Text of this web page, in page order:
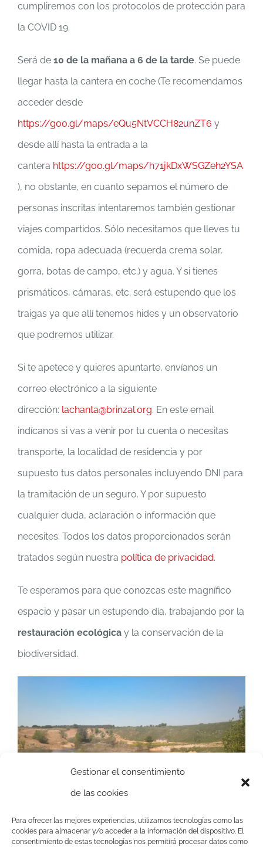
Gestionar el consentimiento
de las cookies
Para ofrecer las mejores experiencias, utilizamos tecnologías como las
cookies para almacenar y/o acceder a la información del dispositivo. El
consentimiento de estas tecnologías nos permitirá procesar datos como
cumpliremos con los protocolos de protección para
la COVID 19.
Será de 10 de la mañana a 6 de la tarde. Se puede
llegar hasta la cantera en coche (Te recomendamos
acceder desde
https://goo.gl/maps/eQu5NtVCCH82unZT6 y
desde allí hasta la entrada a la
cantera https://goo.gl/maps/h71jkDxWSGZeh2YSA
), no obstante, en cuanto sepamos el número de
personas inscritas intentaremos también gestionar
viajes compartidos. Sólo necesitamos que lleves tu
comida, ropa adecuada (recuerda crema solar,
gorra, botas de campo, etc.) y agua. Y si tienes
prismáticos, cámaras, etc. será estupendo que los
traigas ya que allí tenemos hides y un observatorio
que podremos utilizar.
Si te apetece y quieres apuntarte, envíanos un
correo electrónico a la siguiente
dirección: lachanta@brinzal.org. En este email
indícanos si vas a venir por tu cuenta o necesitas
transporte, la localidad de residencia y por
supuesto tus datos personales incluyendo DNI para
la tramitación de un seguro. Y por supuesto
cualquier duda, aclaración o información que
necesites. Todos los datos proporcionados serán
tratados según nuestra política de privacidad.
Te esperamos para que conozcas este magnífico
espacio y pasar un estupendo día, trabajando por la
restauración ecológica y la conservación de la
biodiversidad.